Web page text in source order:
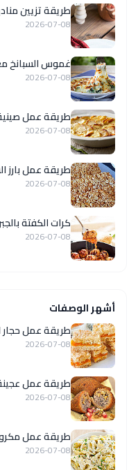
طريقة تزيين
2026-07-08
غموس السبانخ
2026-07-08
طريقة عمل
2026-07-08
طريقة عمل بارز
2026-07-08
كرات الكفتة
2026-07-08
أشهر الوصفات
طريقة عمل
2026-07-08
طريقة عمل
2026-07-08
طريقة عمل
2026-07-08